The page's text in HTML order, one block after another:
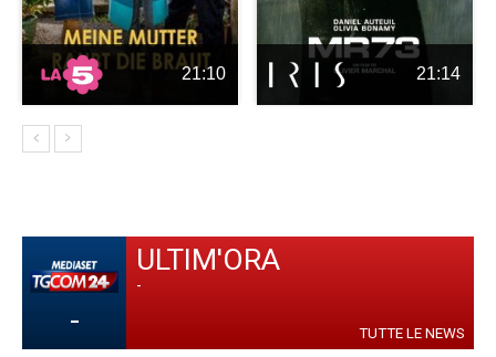
21:10 21:14
-
ULTIM'ORA
-
TUTTE LE NEWS